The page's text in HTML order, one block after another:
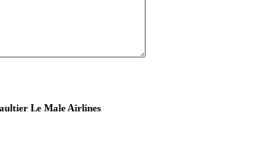
Le Male Airlines